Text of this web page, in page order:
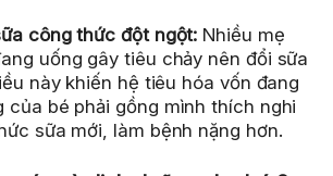
công thức đột ngột: Nhiều mẹ
uống gây tiêu chảy nên đổi sữa
này khiến hệ tiêu hóa vốn đang
của bé phải gồng mình thích nghi
sữa mới, làm bệnh nặng hơn.